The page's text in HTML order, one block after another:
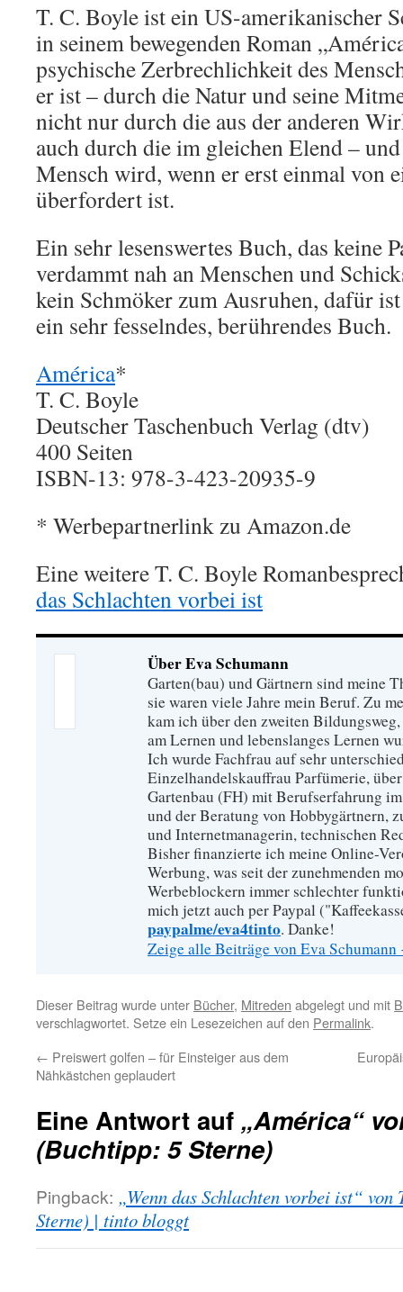
T. C. Boyle ist ein US-amerikanischer
in seinem bewegenden Roman
psychische Zerbrechlichkeit des
er ist – durch die Natur und seine
nicht nur durch die aus der anderen
auch durch die im gleichen Elend –
Mensch wird, wenn er erst einmal von
überfordert ist.
Ein sehr lesenswertes Buch, das keine
verdammt nah an Menschen und
kein Schmöker zum Ausruhen, dafür
ein sehr fesselndes, berührendes Buch.
América*
T. C. Boyle
Deutscher Taschenbuch Verlag (dtv)
400 Seiten
ISBN-13: 978-3-423-20935-9
* Werbepartnerlink zu Amazon.de
Eine weitere T. C. Boyle
das Schlachten vorbei ist
Über Eva Schumann
Garten(bau) und Gärtnern sind meine
sie waren viele Jahre mein Beruf. Zu
kam ich über den zweiten
am Lernen und lebenslanges Lernen
Ich wurde Fachfrau auf sehr
Einzelhandelskauffrau Parfümerie,
Gartenbau (FH) mit Berufserfahrung
und der Beratung von Hobbygärtnern,
und Internetmanagerin, technischen
Bisher finanzierte ich meine Online-
Werbung, was seit der zunehmenden
Werbeblockern immer schlechter
mich jetzt auch per Paypal
paypalme/eva4tinto. Danke!
Zeige alle Beiträge von Eva Schumann
Dieser Beitrag wurde unter Bücher, Mitreden abgelegt und mit
verschlagwortet. Setze ein Lesezeichen auf den Permalink.
← Preiswert golfen – für Einsteiger aus dem
Nähkästchen geplaudert
Eine Antwort auf „América“
(Buchtipp: 5 Sterne)
Pingback: „Wenn das Schlachten vorbei ist“
Sterne) | tinto bloggt